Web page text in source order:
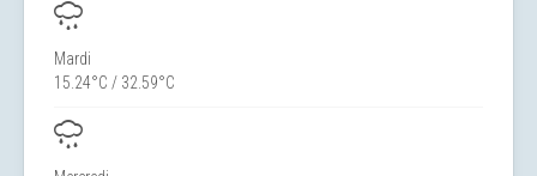
Mardi
15.24°C / 32.59°C